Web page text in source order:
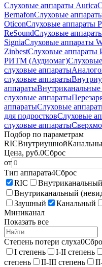
Слуховые аппараты Aurica
BernafonСлуховые
OticonСлуховые аппараты
ReSoundСлуховые
SigniaСлуховые аппараты
ZinbestСлуховые аппараты
РИТМ (Аудиомаг)
слуховые аппараты
слуховые аппараты
аппараты
слуховые аппараты
аппаратыСлуховые
для подростковСлуховые
слуховые аппараты
Подбор по параметрам
RICВнутриушной
Цена, руб.0Сброс
от
Тип аппарата4Сброс
RIC
Внутриканальный
Внутриканальный
Заушный
Канальный
Миниканал
Показать все
Степень потери слуха0
I степень
I-II степень
степень
II-III степень